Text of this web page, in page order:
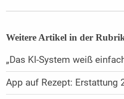
Weitere Artikel in der
„Das KI-System weiß
App auf Rezept: Erstattung